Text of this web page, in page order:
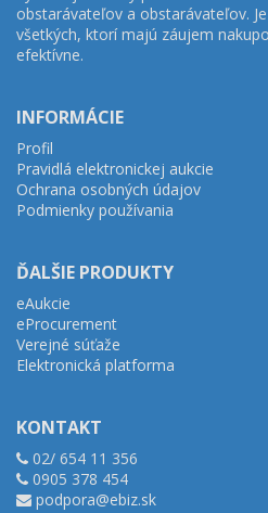
obstarávateľov a obstarávateľov.
všetkých, ktorí majú záujem
efektívne.
INFORMÁCIE
Profil
Pravidlá elektronickej aukcie
Ochrana osobných údajov
Podmienky používania
ĎALŠIE PRODUKTY
eAukcie
eProcurement
Verejné súťaže
Elektronická platforma
KONTAKT
02/ 654 11 356
0905 378 454
podpora@ebiz.sk